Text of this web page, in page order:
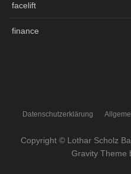
facelift
finance
Datenschutzerklärung
Copyright © Lothar Scholz
Gravity Theme